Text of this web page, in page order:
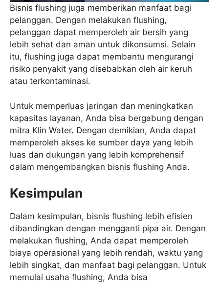
Bisnis flushing juga memberikan manfaat bagi
pelanggan. Dengan melakukan flushing,
pelanggan dapat memperoleh air bersih yang
lebih sehat dan aman untuk dikonsumsi. Selain
itu, flushing juga dapat membantu mengurangi
risiko penyakit yang disebabkan oleh air keruh
atau terkontaminasi.
Untuk memperluas jaringan dan meningkatkan
kapasitas layanan, Anda bisa bergabung dengan
mitra Klin Water. Dengan demikian, Anda dapat
memperoleh akses ke sumber daya yang lebih
luas dan dukungan yang lebih komprehensif
dalam mengembangkan bisnis flushing Anda.
Kesimpulan
Dalam kesimpulan, bisnis flushing lebih efisien
dibandingkan dengan mengganti pipa air. Dengan
melakukan flushing, Anda dapat memperoleh
biaya operasional yang lebih rendah, waktu yang
lebih singkat, dan manfaat bagi pelanggan. Untuk
memulai usaha flushing, Anda bisa